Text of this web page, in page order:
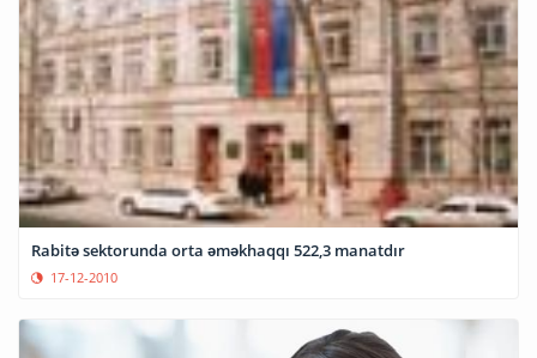
Rabitə sektorunda orta əməkhaqqı 522,3 manatdır
17-12-2010